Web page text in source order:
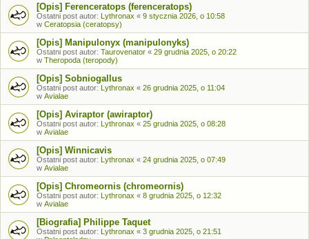
[Opis] Ferenceratops (ferenceratops)
Ostatni post autor: Lythronax « 9 stycznia 2026, o 10:58
w Ceratopsia (ceratopsy)
[Opis] Manipulonyx (manipulonyks)
Ostatni post autor: Taurovenator « 29 grudnia 2025, o 20:22
w Theropoda (teropody)
[Opis] Sobniogallus
Ostatni post autor: Lythronax « 26 grudnia 2025, o 11:04
w Avialae
[Opis] Aviraptor (awiraptor)
Ostatni post autor: Lythronax « 25 grudnia 2025, o 08:28
w Avialae
[Opis] Winnicavis
Ostatni post autor: Lythronax « 24 grudnia 2025, o 07:49
w Avialae
[Opis] Chromeornis (chromeornis)
Ostatni post autor: Lythronax « 8 grudnia 2025, o 12:32
w Avialae
[Biografia] Philippe Taquet
Ostatni post autor: Lythronax « 3 grudnia 2025, o 21:51